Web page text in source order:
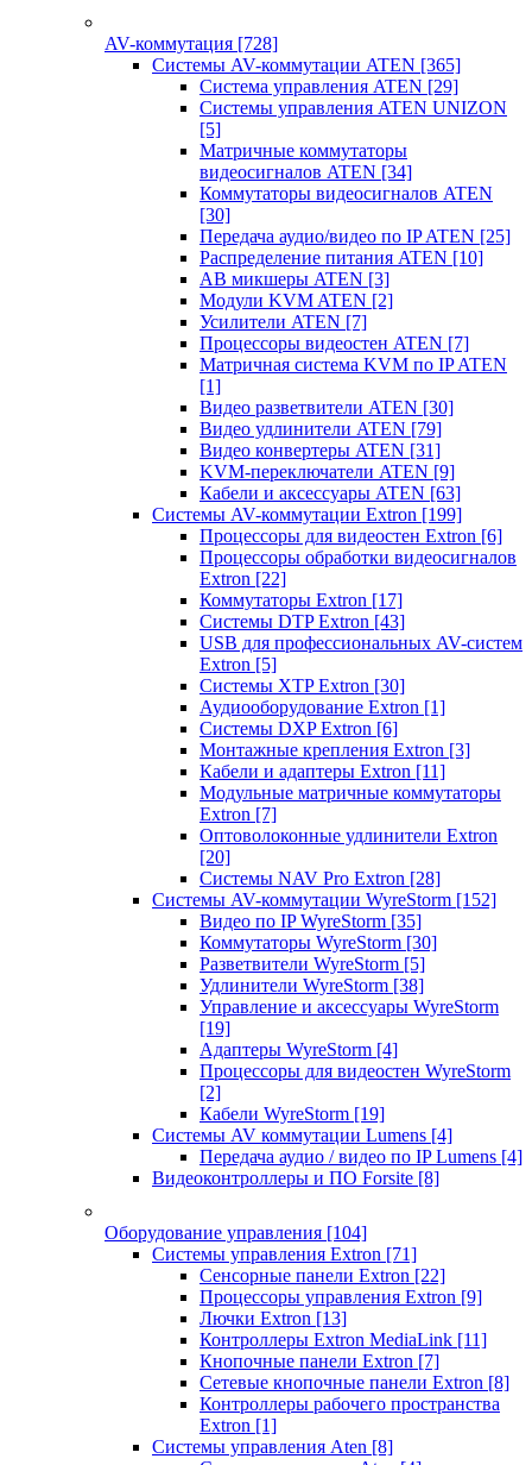
AV-коммутация [728]
Системы AV-коммутации ATEN [365]
Система управления ATEN [29]
Системы управления ATEN UNIZON
[5]
Матричные коммутаторы
видеосигналов ATEN [34]
Коммутаторы видеосигналов ATEN
[30]
Передача аудио/видео по IP ATEN [25]
Распределение питания ATEN [10]
АВ микшеры ATEN [3]
Модули KVM ATEN [2]
Усилители ATEN [7]
Процессоры видеостен ATEN [7]
Матричная система KVM по IP ATEN
[1]
Видео разветвители ATEN [30]
Видео удлинители ATEN [79]
Видео конвертеры ATEN [31]
KVM-переключатели ATEN [9]
Кабели и аксессуары ATEN [63]
Системы AV-коммутации Extron [199]
Процессоры для видеостен Extron [6]
Процессоры обработки видеосигналов
Extron [22]
Коммутаторы Extron [17]
Системы DTP Extron [43]
USB для профессиональных AV-систем
Extron [5]
Системы XTP Extron [30]
Аудиооборудование Extron [1]
Системы DXP Extron [6]
Монтажные крепления Extron [3]
Кабели и адаптеры Extron [11]
Модульные матричные коммутаторы
Extron [7]
Оптоволоконные удлинители Extron
[20]
Системы NAV Pro Extron [28]
Системы AV-коммутации WyreStorm [152]
Видео по IP WyreStorm [35]
Коммутаторы WyreStorm [30]
Разветвители WyreStorm [5]
Удлинители WyreStorm [38]
Управление и аксессуары WyreStorm
[19]
Адаптеры WyreStorm [4]
Процессоры для видеостен WyreStorm
[2]
Кабели WyreStorm [19]
Системы AV коммутации Lumens [4]
Передача аудио / видео по IP Lumens [4]
Видеоконтроллеры и ПО Forsite [8]
Оборудование управления [104]
Системы управления Extron [71]
Сенсорные панели Extron [22]
Процессоры управления Extron [9]
Лючки Extron [13]
Контроллеры Extron MediaLink [11]
Кнопочные панели Extron [7]
Сетевые кнопочные панели Extron [8]
Контроллеры рабочего пространства
Extron [1]
Системы управления Aten [8]